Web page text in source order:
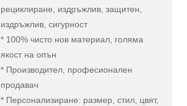
рециклиране, издръжлив, защитен,
издръжлив, сигурност
* 100% чисто нов материал, голяма
якост на опън
* Производител, професионален
продавач
* Персонализиране: размер, стил, цвят,